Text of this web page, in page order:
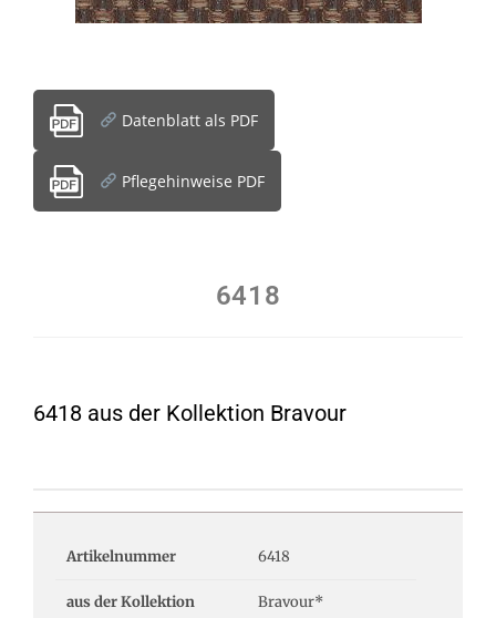
Datenblatt als PDF
Pflegehinweise PDF
6418
6418 aus der Kollektion Bravour
Artikelnummer 6418
aus der Kollektion Bravour*